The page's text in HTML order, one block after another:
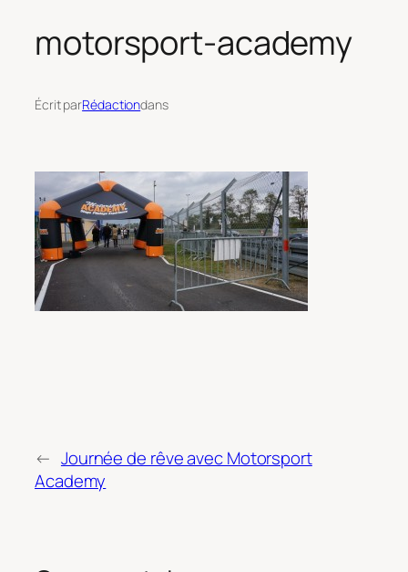
motorsport-academy
Écrit parRédactiondans
← Journée de rêve avec Motorsport
Academy